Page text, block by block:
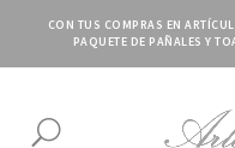
CON TUS COMPRAS EN
PAQUETE DE PAÑALES Y
U